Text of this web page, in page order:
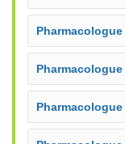
Pharmacologue